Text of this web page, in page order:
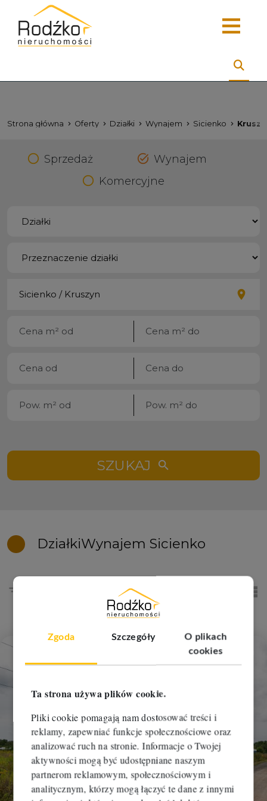
Zgoda Szczegóły
O plikach
cookies
Ta strona używa plików cookie.
Pliki cookie pomagają nam dostosować treści i
reklamy, zapewniać funkcje społecznościowe oraz
analizować ruch na stronie. Informacje o Twojej
aktywności mogą być udostępniane naszym
partnerom reklamowym, społecznościowym i
analitycznym, którzy mogą łączyć te dane z innymi
Strona główna Oferty Działki Wynajem Sicienko
Sprzedaż
Wynajem
Komercyjne
SZUKAJ
DziałkiWynajem Sicienko
tabela